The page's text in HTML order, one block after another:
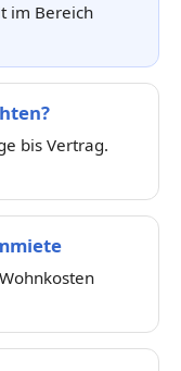
im Bereich
bis Vertrag.